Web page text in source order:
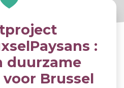
:
duurzame
Brussel